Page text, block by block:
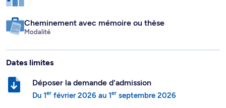
Cheminement avec mémoire ou thèse
Modalité
Dates limites
Déposer la demande d'admission
Du 1er février 2026 au 1er septembre 2026